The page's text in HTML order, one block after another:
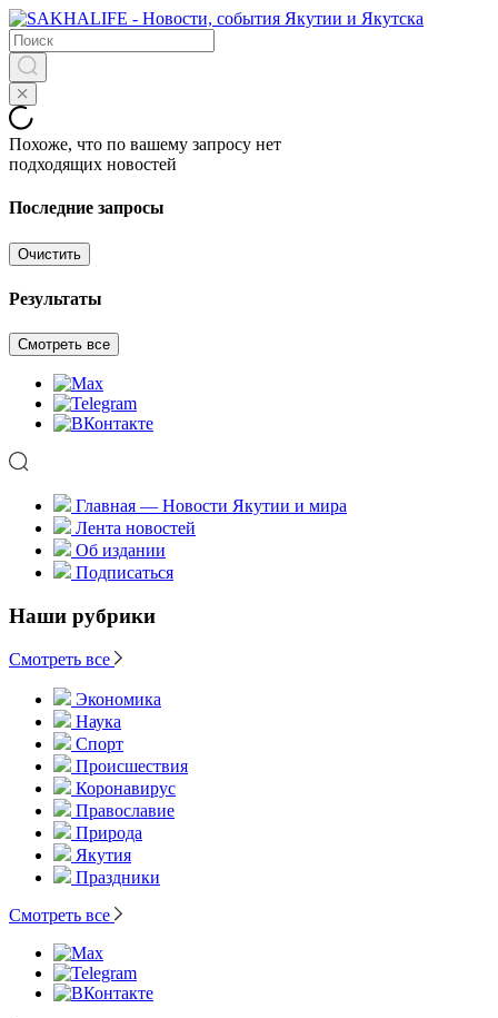
Похоже, что по вашему запросу нет
подходящих новостей
Последние запросы
Очистить
Результаты
Смотреть все
Главная — Новости Якутии и мира
Лента новостей
Об издании
Подписаться
Наши рубрики
Смотреть все
Экономика
Наука
Спорт
Происшествия
Коронавирус
Православие
Природа
Якутия
Праздники
Смотреть все